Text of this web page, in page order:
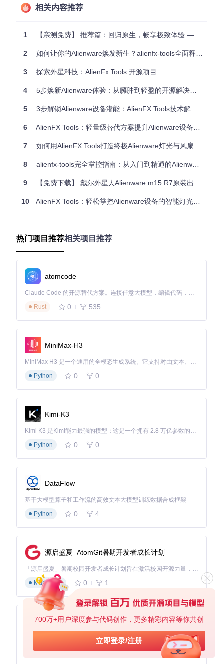
700万+用户深度参与代码创作，更多精彩内容等你共创
立即登录/注册
具，你可以为不同的使用场景创建独特的灯光方案，让设备成
创建呼吸效果，让设备在夜间使用时更加柔和
设备过热是影响性能的常见问题，尤其是在运行大型游戏或进
行高强度任务时。这款工具提供了强大的风扇控制功能，让你
能够根据实际需求调整散热策略，在性能与噪音之间找到完美
散热表现。无论是日常办公还是极限游戏，都能确保设备保持
设置温度阈值，让风扇在需要时自动提速
现代用户往往拥有多个Alienware设备，如何让它们协同工作
是一个常见难题。这款工具的设备管理功能让多设备协同变得
简单，你可以轻松实现灯光主题、性能设置的跨设备同步，打
造统一的使用体验。
界面中展示了设备检测与配置的过程，你可以看到已连接的设
备列表以及详细的灯光控制选项。通过简单的操作，就能让所
有设备协调工作，创造出更加沉浸的使用环境。
立即尝试 ：
让键盘和鼠标的灯光效果保持同步
场景化应用指南
打造沉浸式游戏环境
游戏玩家可以利用灯光控制功能，为不同游戏创建专属的灯光
为蓝色，营造速度感；在角色扮演游戏中，可根据不同职业设
置独特的颜色方案，增强代入感。同时，通过风扇曲线的优
化，确保游戏过程中设备始终保持最佳性能。
创造高效工作空间
对于专业用户，可根据不同工作场景设置灯光提醒。例如，编
作时，让灯光随屏幕内容变化，创造更加和谐的视觉体验。通
过智能散热管理，确保长时间工作设备依然稳定运行。
实现智能环境适配
借助环境光感应功能，设备可以根据周围环境自动调整灯光效
果。在光线充足的白天，自动降低亮度节省电量；在夜晚，增
加对比度提升可视性。这种智能适配不仅提升使用体验，还能
有效保护视力。
图中展示了环境光效果的配置界面，你可以看到屏幕区域划分
和对应的灯光控制选项。通过简单的设置，就能让设备灯光与
环境完美融合。
相关内容推荐
1 【亲测免费】 推荐篇：回归原生，畅享极致体验 —— Alienware m15 R6 原装系统开源之旅
2 如何让你的Alienware焕发新生？alienfx-tools全面释放硬件潜能
3 探索外星科技：AlienFx Tools 开源项目
4 5步焕新Alienware体验：从臃肿到轻盈的开源解决方案
5 3步解锁Alienware设备潜能：AlienFX Tools技术解放指南
6 AlienFX Tools：轻量级替代方案提升Alienware设备性能优化体验
7 如何用AlienFX Tools打造终极Alienware灯光与风扇控制系统？轻量高效的完整指南 🚀
8 alienfx-tools完全掌控指南：从入门到精通的Alienware设备自定义方案
9 【免费下载】 戴尔外星人Alienware m15 R7原装出厂Win11预装OEM系统包下载指南
10 AlienFX Tools：轻松掌控Alienware设备的智能灯光与风扇管理方案
热门项目推荐相关项目推荐
atomcode
Claude Code 的开源替代方案。连接任意大模型，编辑代码，运行命令，自动验证 — 全自动执行。用 Rust 构建，极致性能。 ｜ An open-source alternative to Claude Code. Connect any LLM, edit code, run commands, and verify changes — autonomously. Built in Rust for speed. Get Started
Rust
0 535
MiniMax-H3
MiniMax H3 是一个通用的全模态生成系统。它支持对由文本、图像、视频和音频组成的多模态上下文进行统一理解，并能生成分辨率高达 2K、时长可达 15 秒的带原生立体声音频的视频。得益于面向任务泛化的系统设计，H3 在预训练阶段就已具备广泛的多模态上下文理解与生成能力，能够出色地执行复杂的多模态指令。
Python
0 0
Kimi-K3
Kimi K3 是Kimi能力最强的模型：这是一个拥有 2.8 万亿参数的混合专家（MoE）模型，具备原生视觉理解能力，并支持 100 万 token 的上下文窗口。
Python
0 0
DataFlow
基于大模型算子和工作流的高效文本大模型训练数据合成框架
Python
0 4
源启盛夏_AtomGit暑期开发者成长计划
「源启盛夏」暑期校园开发者成长计划旨在激活校园开源力量，通过积分激励、认证扶持、资源倾斜等形式，引导高校组织和开发者完成「入驻 — 建项目 — 做贡献 — 获认证 — 得资源」的完整闭环。无论你是想带领社团入驻平台的组织者，还是希望用代码贡献证明自己的开发者，都能在这里找到属于你的成长路径。
Markdown
0 1
py-xiaozhi
基于Python的Xiaozhi AI，适用于想要完整Xiaozhi体验而无需拥有专用硬件的用户。
Python
0 1